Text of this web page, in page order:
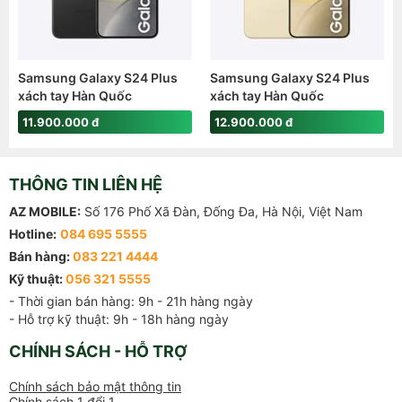
Samsung Galaxy S24 Plus
xách tay Hàn Quốc
(12GB/256GB)
11.900.000 đ
Samsung Galaxy S24 Plus
xách tay Hàn Quốc
(12GB/512GB)
12.900.000 đ
THÔNG TIN LIÊN HỆ
AZ MOBILE: Số 176 Phố Xã Đàn, Đống Đa, Hà Nội, Việt Nam
Hotline: 084 695 5555
Bán hàng:083 221 4444
Kỹ thuật:056 321 5555
- Thời gian bán hàng: 9h - 21h hàng ngày
- Hỗ trợ kỹ thuật: 9h - 18h hàng ngày
CHÍNH SÁCH - HỖ TRỢ
Chính sách bảo mật thông tin